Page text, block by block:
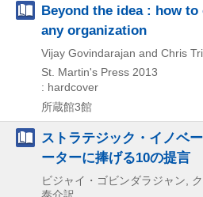
Beyond the idea : how
any organization
Vijay Govindarajan and Chris
St. Martin's Press 2013
: hardcover
所蔵館3館
ストラテジック・イノベ
ーターに捧げる10の提言
ビジャイ・ゴビンダラジャン,
泰介訳